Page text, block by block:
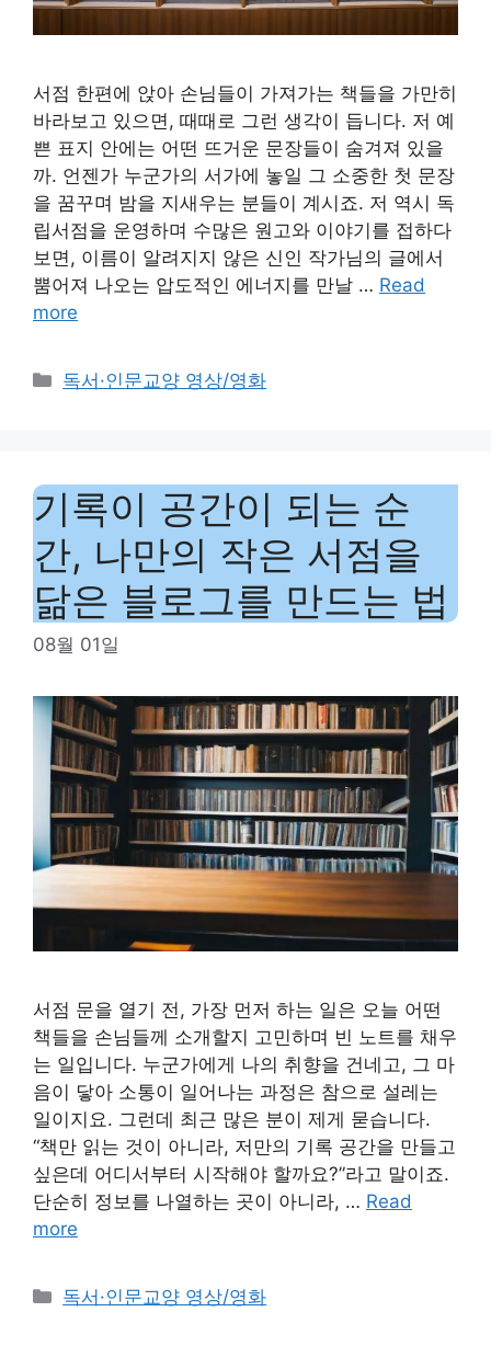
서점 한편에 앉아 손님들이 가져가는 책들을 가만히
바라보고 있으면, 때때로 그런 생각이 듭니다. 저 예
쁜 표지 안에는 어떤 뜨거운 문장들이 숨겨져 있을
까. 언젠가 누군가의 서가에 놓일 그 소중한 첫 문장
을 꿈꾸며 밤을 지새우는 분들이 계시죠. 저 역시 독
립서점을 운영하며 수많은 원고와 이야기를 접하다
보면, 이름이 알려지지 않은 신인 작가님의 글에서
뿜어져 나오는 압도적인 에너지를 만날 … Read
more
Categories
독서·인문교양 영상/영화
기록이 공간이 되는 순
간, 나만의 작은 서점을
닮은 블로그를 만드는 법
08월 01일
서점 문을 열기 전, 가장 먼저 하는 일은 오늘 어떤
책들을 손님들께 소개할지 고민하며 빈 노트를 채우
는 일입니다. 누군가에게 나의 취향을 건네고, 그 마
음이 닿아 소통이 일어나는 과정은 참으로 설레는
일이지요. 그런데 최근 많은 분이 제게 묻습니다.
“책만 읽는 것이 아니라, 저만의 기록 공간을 만들고
싶은데 어디서부터 시작해야 할까요?”라고 말이죠.
단순히 정보를 나열하는 곳이 아니라, … Read
more
Categories
독서·인문교양 영상/영화